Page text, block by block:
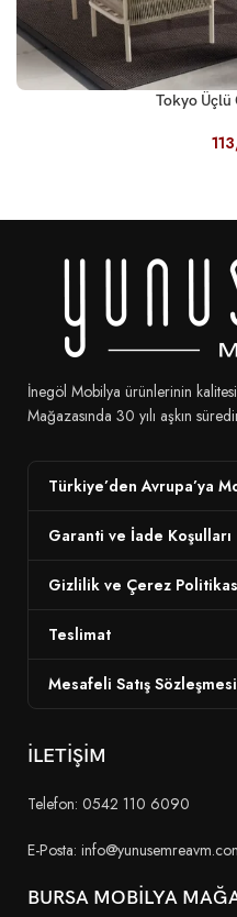
Tokyo
İnegöl Mobilya ürünlerinin
Mağazasında 30 yılı aşkın
Türkiye’den Avrupa’ya
Garanti ve İade Koşulları
Gizlilik ve Çerez
Teslimat
Mesafeli Satış Sözleşmesi
İLETİŞİM
Telefon: 0542 110 6090
E-Posta:
BURSA MOBİLYA